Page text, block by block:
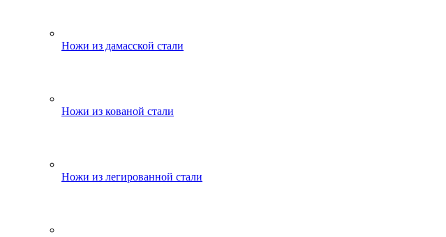
Ножи из дамасской стали
Ножи из кованой стали
Ножи из легированной стали